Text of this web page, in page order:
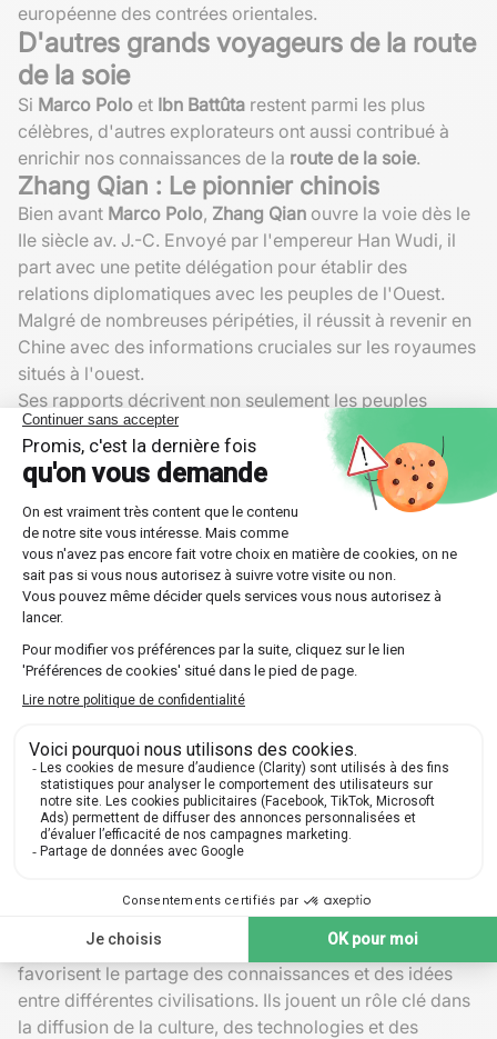
européenne des contrées orientales.
D'autres grands voyageurs de la route
de la soie
Si Marco Polo et Ibn Battûta restent parmi les plus
célèbres, d'autres explorateurs ont aussi contribué à
enrichir nos connaissances de la route de la soie.
Zhang Qian : Le pionnier chinois
Bien avant Marco Polo, Zhang Qian ouvre la voie dès le
IIe siècle av. J.-C. Envoyé par l'empereur Han Wudi, il
part avec une petite délégation pour établir des
relations diplomatiques avec les peuples de l'Ouest.
Malgré de nombreuses péripéties, il réussit à revenir en
Chine avec des informations cruciales sur les royaumes
situés à l'ouest.
Ses rapports décrivent non seulement les peuples
rencontrés, mais aussi les routes commerciales
possibles. Grâce à lui, la Chine établit des liens
commerciaux durables avec l'Asie Centrale, posant les
fondements de la futureroute de la soie
Xuanzang : Le moine érudit
Au VIIe siècle, un autre voyageur chinois marque
l'histoire de laroute de la soie: Xuanzang, un moine
bouddhiste. Épris de connaissances spirituelles, il
décide de refaire la route légendaire pour ramener des
textes sacrés précieux jusque-là inaccessibles aux
Chinois.
Inde. Au retour, il rapporte avec lui des centaines de
manuscrits religieux. Son voyage pose également les
bases d'un des romans les plus célèbres de la littérature
chinoise,Le Voyage en Occident.
L'héritage des explorateurs de la route
de la soie
Ces grands voyageurs ne sont pas uniquement connus
pour leurs exploits personnels. Par leurs récits, ils
favorisent le partage des connaissances et des idées
entre différentes civilisations. Ils jouent un rôle clé dans
la diffusion de la culture, des technologies et des